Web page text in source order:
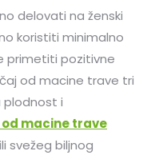
delovati na ženski
koristiti minimalno
primetiti pozitivne
od macine trave tri
plodnost i
od macine trave
svežeg biljnog